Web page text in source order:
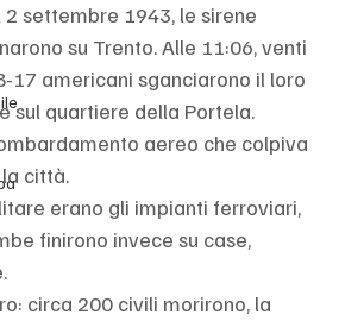
settembre 1943, le sirene
su Trento. Alle 11:06, venti
17 americani sganciarono il loro
sul quartiere della Portela.
aereo che colpiva
città.
erano gli impianti ferroviari,
finirono invece su case,
circa 200 civili morirono, la